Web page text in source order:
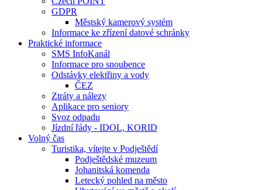
GDPR
Městský kamerový systém
Informace ke zřízení datové schránky
Praktické informace
SMS InfoKanál
Informace pro snoubence
Odstávky elektřiny a vody
ČEZ
Ztráty a nálezy
Aplikace pro seniory
Svoz odpadu
Jízdní řády - IDOL, KORID
Volný čas
Turistika, vítejte v Podještědí
Podještědské muzeum
Johanitská komenda
Letecký pohled na město